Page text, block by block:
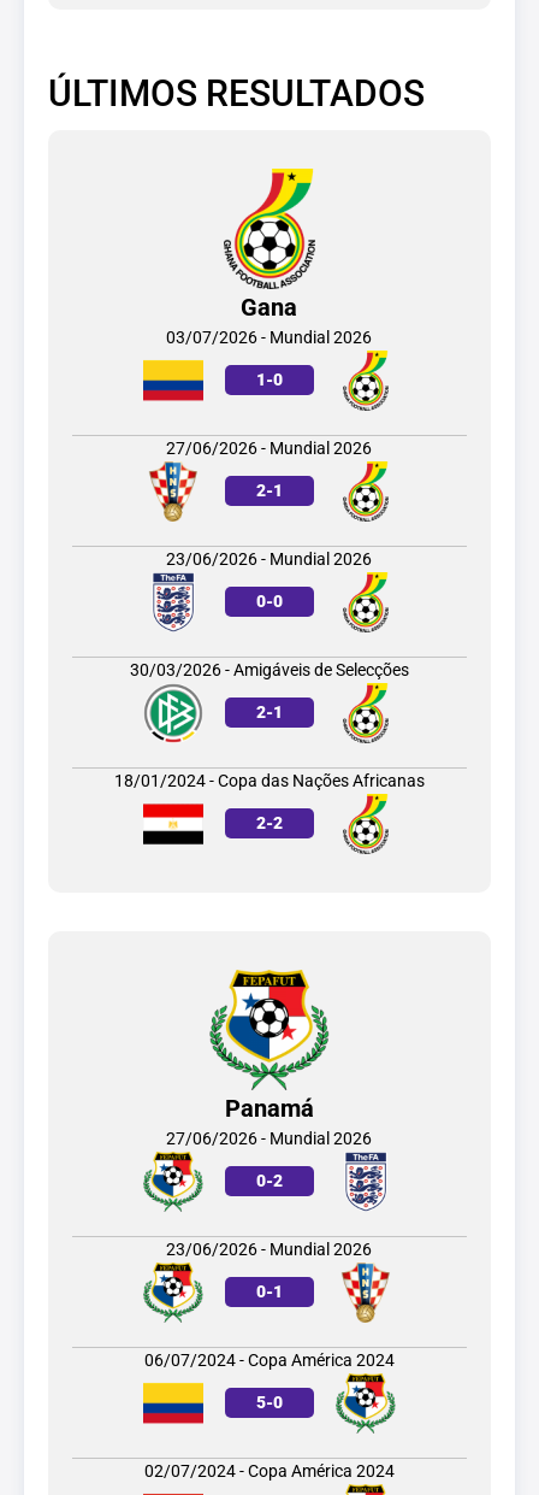
ÚLTIMOS RESULTADOS
Gana
03/07/2026 - Mundial 2026
1-0
27/06/2026 - Mundial 2026
2-1
23/06/2026 - Mundial 2026
0-0
30/03/2026 - Amigáveis de Selecções
2-1
18/01/2024 - Copa das Nações Africanas
2-2
Panamá
27/06/2026 - Mundial 2026
0-2
23/06/2026 - Mundial 2026
0-1
06/07/2024 - Copa América 2024
5-0
02/07/2024 - Copa América 2024